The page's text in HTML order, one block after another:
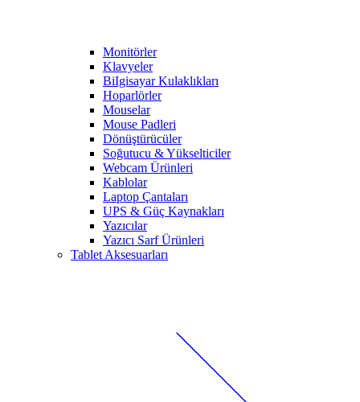
Monitörler
Klavyeler
BiIgisayar Kulaklıkları
Hoparlörler
Mouselar
Mouse Padleri
Dönüştürücüler
Soğutucu & Yükselticiler
Webcam Ürünleri
Kablolar
Laptop Çantaları
UPS & Güç Kaynakları
Yazıcılar
Yazıcı Sarf Ürünleri
Tablet Aksesuarları